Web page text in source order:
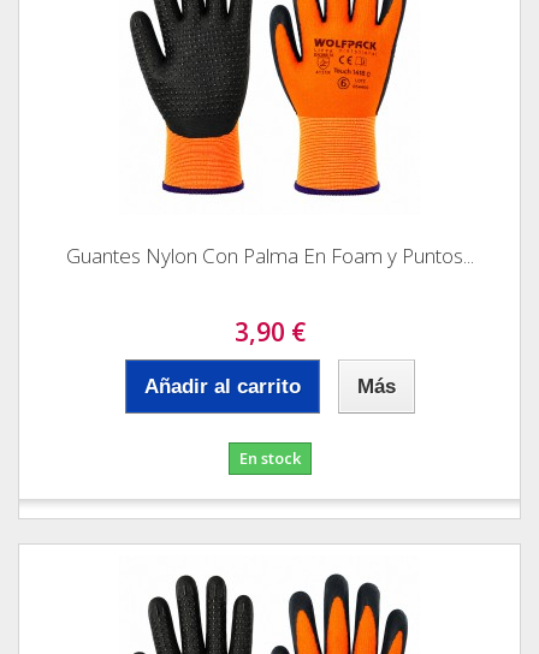
Guantes Nylon Con Palma En Foam y Puntos...
3,90 €
Añadir al carrito Más
En stock